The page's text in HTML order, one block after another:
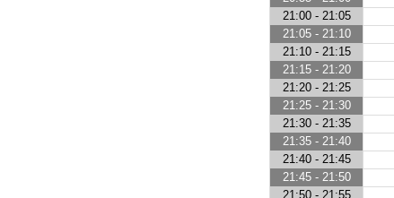
21:00 - 21:05
21:05 - 21:10
21:10 - 21:15
21:15 - 21:20
21:20 - 21:25
21:25 - 21:30
21:30 - 21:35
21:35 - 21:40
21:40 - 21:45
21:45 - 21:50
21:50 - 21:55